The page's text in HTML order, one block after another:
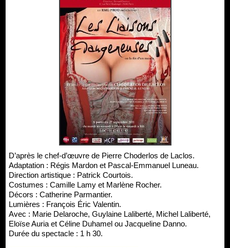
D’après le chef-d’œuvre de Pierre Choderlos de Laclos.
Adaptation : Régis Mardon et Pascal-Emmanuel Luneau.
Direction artistique : Patrick Courtois.
Costumes : Camille Lamy et Marlène Rocher.
Décors : Catherine Parmantier.
Lumières : François Éric Valentin.
Avec : Marie Delaroche, Guylaine Laliberté, Michel Laliberté,
Eloïse Auria et Céline Duhamel ou Jacqueline Danno.
Durée du spectacle : 1 h 30.